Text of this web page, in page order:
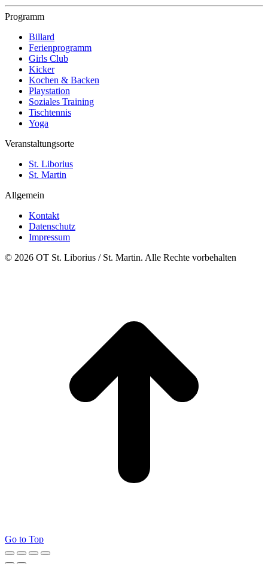
Programm
Billard
Ferienprogramm
Girls Club
Kicker
Kochen & Backen
Playstation
Soziales Training
Tischtennis
Yoga
Veranstaltungsorte
St. Liborius
St. Martin
Allgemein
Kontakt
Datenschutz
Impressum
© 2026 OT St. Liborius / St. Martin. Alle Rechte vorbehalten
Go to Top